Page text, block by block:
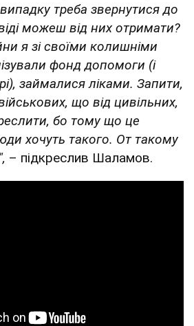
треба звернутися до
можеш від них отримати?
я зі своїми колишніми
фонд допомоги (і
займалися ліками. Запити,
що від цивільних,
бо тому що це
хочуть такого. От такому
– підкреслив Шаламов.